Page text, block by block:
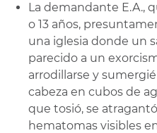
La demandante E.A.,
o 13 años,
una iglesia donde un
parecido a un
arrodillarse y
cabeza en cubos de
que tosió, se
hematomas visibles